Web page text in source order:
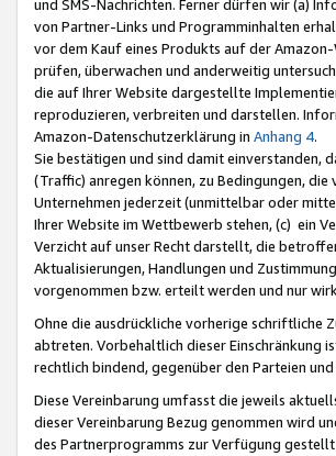
und SMS-Nachrichten. Ferner dürfen wir (a)
von Partner-Links und Programminhalten
vor dem Kauf eines Produkts auf der
prüfen, überwachen und anderweitig
die auf Ihrer Website dargestellte
reproduzieren, verbreiten und darstellen.
Amazon-Datenschutzerklärung in Anhang 4.
Sie bestätigen und sind damit einverstanden,
(Traffic) anregen können, zu Bedingungen,
Unternehmen jederzeit (unmittelbar oder
Ihrer Website im Wettbewerb stehen, (c) ein
Verzicht auf unser Recht darstellt, die
Aktualisierungen, Handlungen und
vorgenommen bzw. erteilt werden und nur
Ohne die ausdrückliche vorherige schriftliche
abtreten. Vorbehaltlich dieser Einschränkung
rechtlich bindend, gegenüber den Parteien
Diese Vereinbarung umfasst die jeweils
dieser Vereinbarung Bezug genommen wird
des Partnerprogramms zur Verfügung